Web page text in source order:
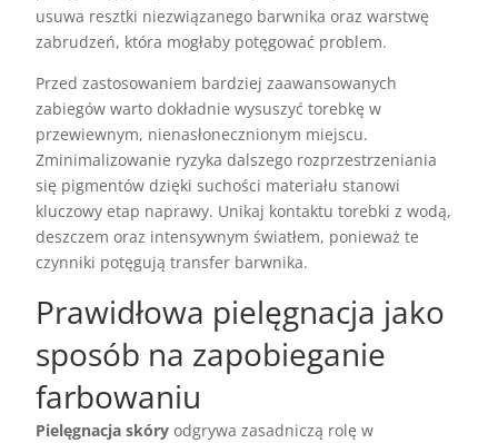
usuwa resztki niezwiązanego barwnika oraz warstwę
zabrudzeń, która mogłaby potęgować problem.
Przed zastosowaniem bardziej zaawansowanych
zabiegów warto dokładnie wysuszyć torebkę w
przewiewnym, nienasłonecznionym miejscu.
Zminimalizowanie ryzyka dalszego rozprzestrzeniania
się pigmentów dzięki suchości materiału stanowi
kluczowy etap naprawy. Unikaj kontaktu torebki z wodą,
deszczem oraz intensywnym światłem, ponieważ te
czynniki potęgują transfer barwnika.
Prawidłowa pielęgnacja jako
sposób na zapobieganie
farbowaniu
Pielęgnacja skóry odgrywa zasadniczą rolę w